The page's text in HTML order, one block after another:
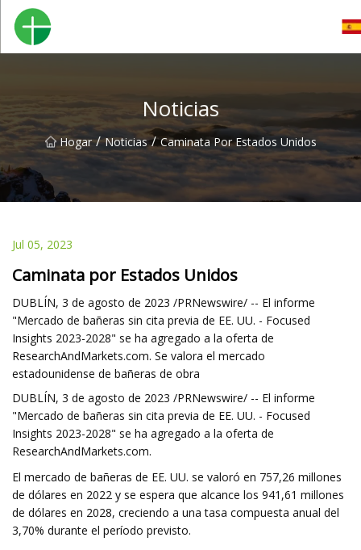
Noticias
Hogar / Noticias / Caminata Por Estados Unidos
Jul 05, 2023
Caminata por Estados Unidos
DUBLÍN, 3 de agosto de 2023 /PRNewswire/ -- El informe
"Mercado de bañeras sin cita previa de EE. UU. - Focused
Insights 2023-2028" se ha agregado a la oferta de
ResearchAndMarkets.com. Se valora el mercado
estadounidense de bañeras de obra
DUBLÍN, 3 de agosto de 2023 /PRNewswire/ -- El informe
"Mercado de bañeras sin cita previa de EE. UU. - Focused
Insights 2023-2028" se ha agregado a la oferta de
ResearchAndMarkets.com.
El mercado de bañeras de EE. UU. se valoró en 757,26 millones
de dólares en 2022 y se espera que alcance los 941,61 millones
de dólares en 2028, creciendo a una tasa compuesta anual del
3,70% durante el período previsto.